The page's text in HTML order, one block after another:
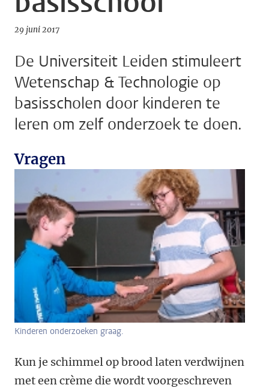
29 juni 2017
De Universiteit Leiden stimuleert
Wetenschap & Technologie op
basisscholen door kinderen te
leren om zelf onderzoek te doen.
Vragen
Kinderen onderzoeken graag.
Kun je schimmel op brood laten verdwijnen
met een crème die wordt voorgeschreven